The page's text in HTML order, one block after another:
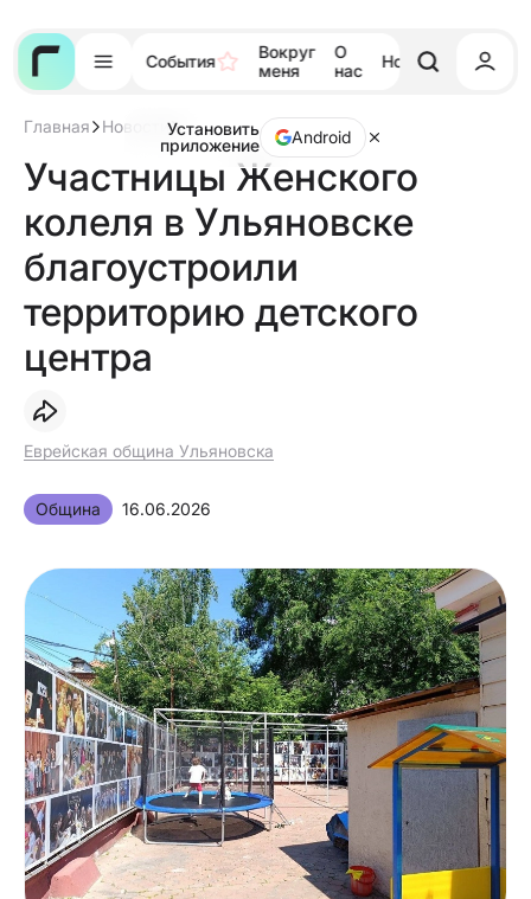
События
Вокруг
меня
О
нас
Новости Тора
Установить
приложение
Android
Главная Новости Участницы
Женского
колеля
в
Ульяновске
благоустроили
детского
центра
Участницы Женского
колеля в Ульяновске
благоустроили
территорию детского
центра
Еврейская община Ульяновска
Община 16.06.2026